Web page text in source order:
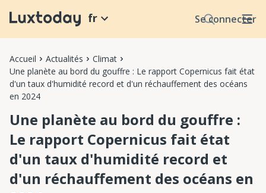
Se connecter
fr
Accueil Actualités
Climat
Une planète au bord du gouffre : Le rapport Copernicus fait état
d'un taux d'humidité record et d'un réchauffement des océans
en 2024
Une planète au bord du gouffre :
Le rapport Copernicus fait état
d'un taux d'humidité record et
d'un réchauffement des océans en